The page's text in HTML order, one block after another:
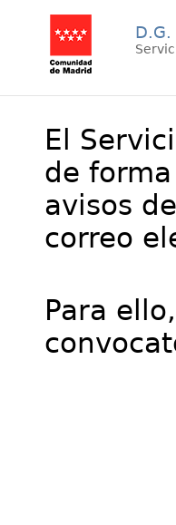
El
de
avisos de
correo
Para